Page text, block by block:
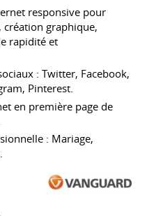
responsive pour
graphique,
rapidité et
: Twitter, Facebook,
Pinterest.
en première page de
: Mariage,